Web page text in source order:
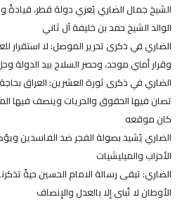
الشيخ جمال الضاري يُعزي دولة قطر، قيادةً
الوالد الشيخ حمد بن خليفة آل ثاني
الضاري في ذكرى تحرير الموصل: لا
وقرار أمني موحد، وحصر السلاح بيد الدولة
الضاري في ذكرى ثورة العشرين: العراق
تصان فيها الحقوق والحريات وينصف فيها
كان موقعه
الضاري يُشيد بصولة الفجر ضد الفاسدين
الأحزاب والميليشيات
الضاري: تبقى رسالة الامام الحسين حيةً
الأوطان لا تُبنى إلا بالعدل والإنصاف